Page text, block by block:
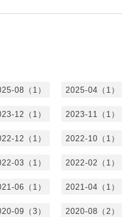
08（1） 2025-04（1）
12（1） 2023-11（1）
12（1） 2022-10（1）
03（1） 2022-02（1）
06（1） 2021-04（1）
09（3） 2020-08（2）